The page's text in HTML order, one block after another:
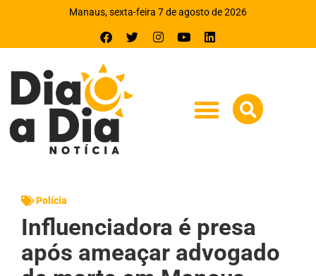
Manaus, sexta-feira 7 de agosto de 2026
Polícia
Influenciadora é presa
após ameaçar advogado